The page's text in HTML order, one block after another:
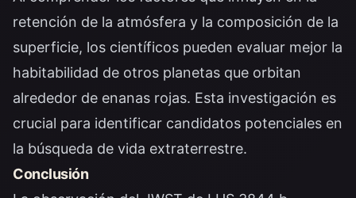
retención de la atmósfera y la composición de la
superficie, los científicos pueden evaluar mejor la
habitabilidad de otros planetas que orbitan
alrededor de enanas rojas. Esta investigación es
crucial para identificar candidatos potenciales en
la búsqueda de vida extraterrestre.
Conclusión